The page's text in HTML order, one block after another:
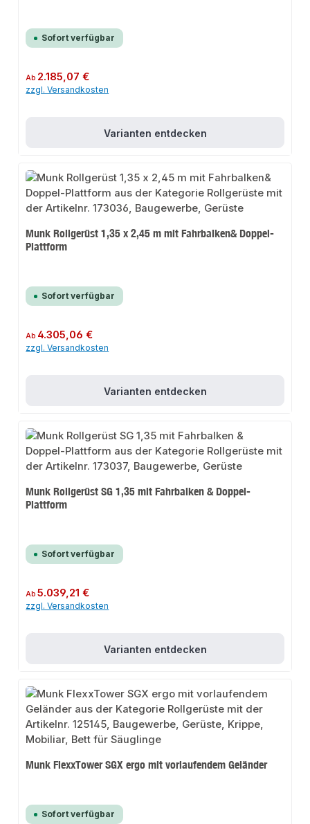
Sofort verfügbar
Regulärer Preis:
Ab 2.185,07 €
zzgl. Versandkosten
Varianten entdecken
Munk Rollgerüst 1,35 x 2,45 m mit Fahrbalken& Doppel-
Plattform
Sofort verfügbar
Regulärer Preis:
Ab 4.305,06 €
zzgl. Versandkosten
Varianten entdecken
Munk Rollgerüst SG 1,35 mit Fahrbalken & Doppel-
Plattform
Sofort verfügbar
Regulärer Preis:
Ab5.039,21 €
zzgl. Versandkosten
Varianten entdecken
Munk FlexxTower SGX ergo mit vorlaufendem Geländer
Sofort verfügbar